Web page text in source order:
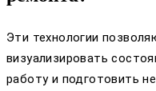
Эти технологии
визуализировать
работу и подготовить